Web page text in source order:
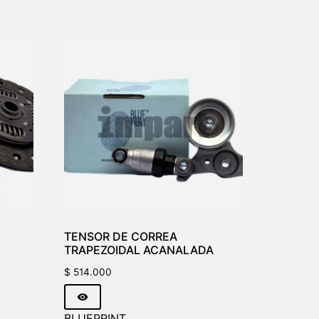
TENSOR DE CORREA
TRAPEZOIDAL ACANALADA
$ 514.000